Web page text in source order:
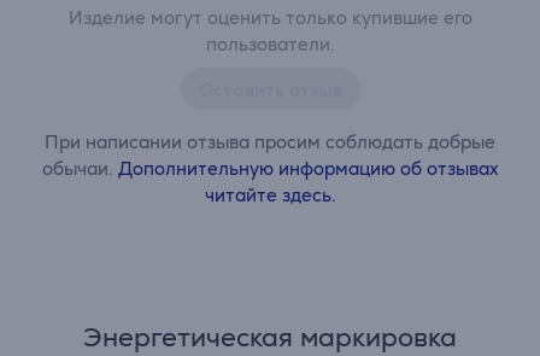
Изделие могут оценить только купившие его
пользователи.
При написании отзыва просим соблюдать добрые
обычаи. Дополнительную информацию об отзывах
читайте здесь.
Энергетическая маркировка